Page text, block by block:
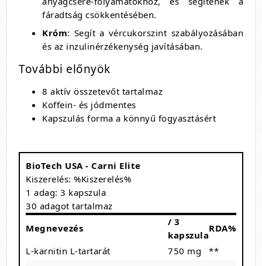
fáradtság csökkentésében.
Króm: Segít a vércukorszint szabályozásában
és az inzulinérzékenység javításában.
További előnyök
8 aktív összetevőt tartalmaz
Koffein- és jódmentes
Kapszulás forma a könnyű fogyasztásért
BioTech USA - Carni Elite
Kiszerelés: %Kiszerelés%
1 adag: 3 kapszula
30 adagot tartalmaz
Megnevezés
/ 3
kapszula
RDA%
L-karnitin L-tartarát
750 mg
**